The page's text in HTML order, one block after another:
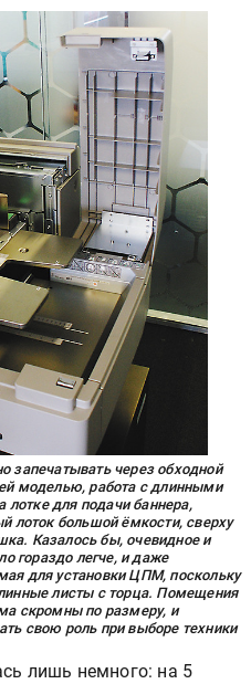
через обходной
моделью, работа с длинными
лотке для подачи баннера,
лоток большой ёмкости, сверху
Казалось бы, очевидное и
гораздо легче, и даже
для установки ЦПМ, поскольку
листы с торца. Помещения
скромны по размеру, и
свою роль при выборе техники
лишь немного: на 5